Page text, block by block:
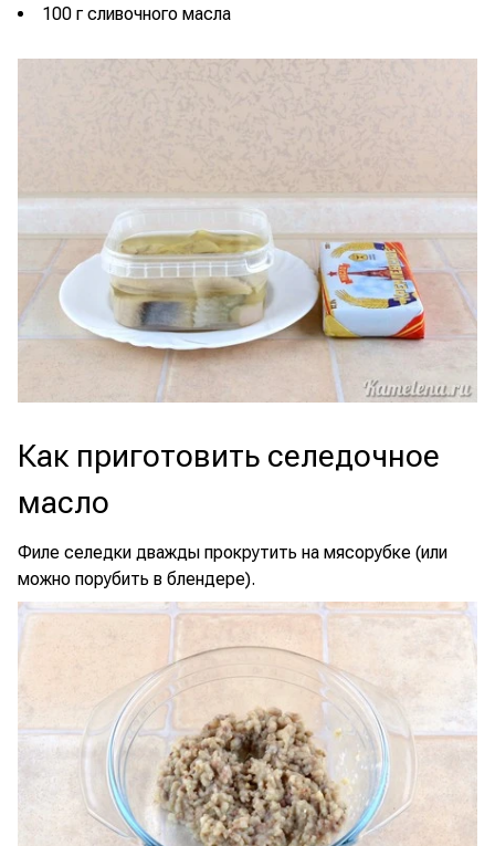
100 г сливочного масла
Как приготовить селедочное
масло
Филе селедки дважды прокрутить на мясорубке (или
можно порубить в блендере).